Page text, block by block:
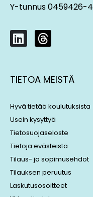
Y-tunnus 0459426-4
L
i
k
e
i
n
T
h
e
a
s
TIETOA MEISTÄ
Hyvä tietää koulutuksista
Usein kysyttyä
Tietosuojaseloste
Tietoja evästeistä
Tilaus- ja sopimusehdot
Tilauksen peruutus
Laskutusosoitteet